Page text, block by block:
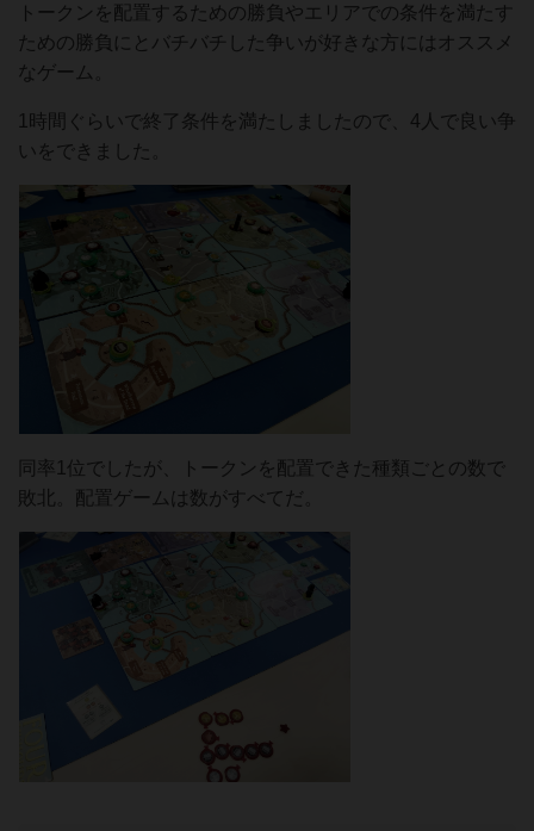
トークンを配置するための勝負やエリアでの条件を満たす
ための勝負にとバチバチした争いが好きな方にはオススメ
なゲーム。
1時間ぐらいで終了条件を満たしましたので、4人で良い争
いをできました。
同率1位でしたが、トークンを配置できた種類ごとの数で
敗北。配置ゲームは数がすべてだ。